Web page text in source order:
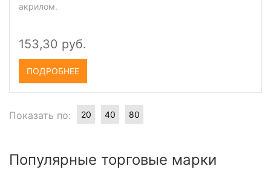
акрилом.
153,30 руб.
ПОДРОБНЕЕ
Показать по: 20 40 80
Популярные торговые марки